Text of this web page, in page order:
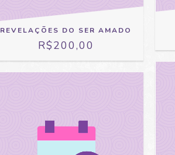
REVELAÇÕES DO SER AMADO
R$200,00